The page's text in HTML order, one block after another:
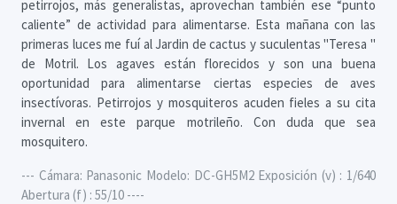
petirrojos, más generalistas, aprovechan también ese “punto
caliente” de actividad para alimentarse. Esta mañana con las
primeras luces me fuí al Jardin de cactus y suculentas "Teresa "
de Motril. Los agaves están florecidos y son una buena
oportunidad para alimentarse ciertas especies de aves
insectívoras. Petirrojos y mosquiteros acuden fieles a su cita
invernal en este parque motrileño. Con duda que sea
mosquitero.
--- Cámara: Panasonic Modelo: DC-GH5M2 Exposición (v) : 1/640
Abertura (f) : 55/10 ----